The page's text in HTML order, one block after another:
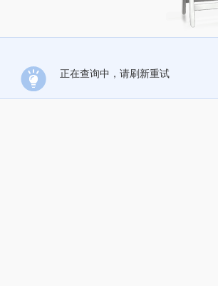
正在查询中，请刷新重试